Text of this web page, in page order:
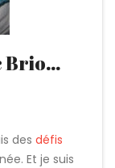
Brio…
des défis
Et je suis